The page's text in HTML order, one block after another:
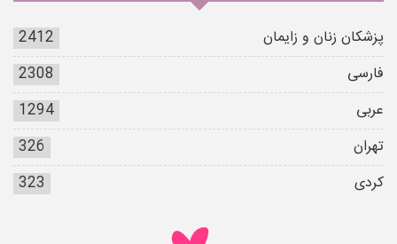
پزشکان زنان و زایمان
2412
فارسی
2308
عربی
1294
تهران
326
کردی
323